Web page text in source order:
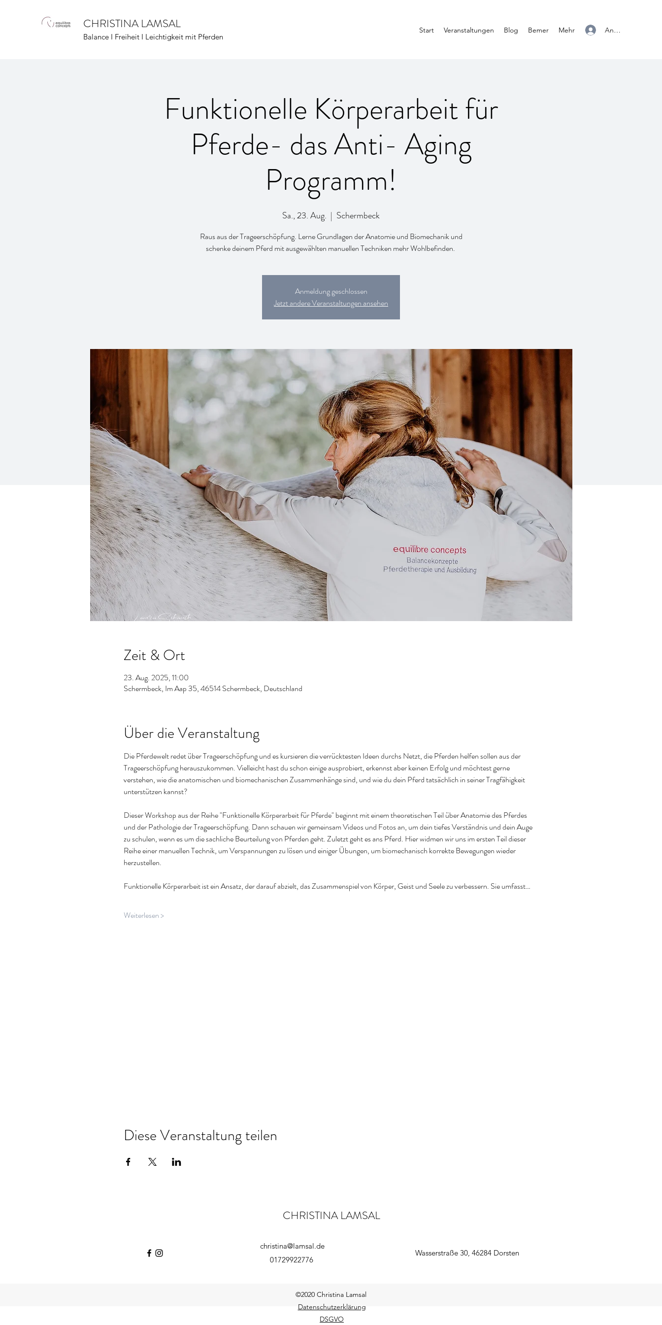
CHRISTINA LAMSAL
Balance I Freiheit I Leichtigkeit mit Pferden
Anmelden
Start Veranstaltungen Blog Bemer Mehr
Funktionelle Körperarbeit für
Pferde- das Anti- Aging
Programm!
Sa., 23. Aug.
  |
Schermbeck
Raus aus der Trageerschöpfung. Lerne Grundlagen der Anatomie und Biomechanik und
Anmeldung geschlossen
Jetzt andere Veranstaltungen ansehen
Zeit & Ort
23. Aug. 2025, 11:00
Schermbeck, Im Aap 35, 46514 Schermbeck, Deutschland
Über die Veranstaltung
Die Pferdewelt redet über Trageerschöpfung und es kursieren die verrücktesten Ideen durchs Netzt, die Pferden helfen sollen aus der
Trageerschöpfung herauszukommen. Vielleicht hast du schon einige ausprobiert, erkennst aber keinen Erfolg und möchtest gerne
verstehen, wie die anatomischen und biomechanischen Zusammenhänge sind, und wie du dein Pferd tatsächlich in seiner Tragfähigkeit
unterstützen kannst?
Dieser Workshop aus der Reihe "Funktionelle Körperarbeit für Pferde" beginnt mit einem theoretischen Teil über Anatomie des Pferdes
und der Pathologie der Trageerschöpfung. Dann schauen wir gemeinsam Videos und Fotos an, um dein tiefes Verständnis und dein Auge
zu schulen, wenn es um die sachliche Beurteilung von Pferden geht. Zuletzt geht es ans Pferd. Hier widmen wir uns im ersten Teil dieser
Reihe einer manuellen Technik, um Verspannungen zu lösen und einiger Übungen, um biomechanisch korrekte Bewegungen wieder
herzustellen.
Funktionelle Körperarbeit ist ein Ansatz, der darauf abzielt, das Zusammenspiel von Körper, Geist und Seele zu verbessern. Sie umfasst…
Weiterlesen >
Diese Veranstaltung teilen
CHRISTINA LAMSAL
christina@lamsal.de
01729922776
Wasserstraße 30, 46284 Dorsten
©2020 Christina Lamsal
Datenschutzerklärung
DSGVO